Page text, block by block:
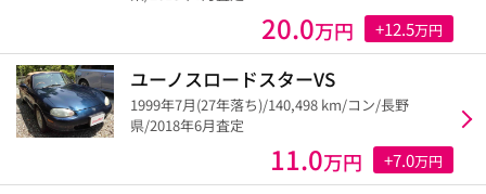
20.0万円 +12.5万円
ユーノスロードスターVS
1999年7月(27年落ち)/140,498 km/コン/長野
県/2018年6月査定
11.0万円 +7.0万円